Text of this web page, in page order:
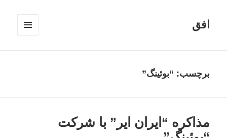
افق
برچسب: “بوئینگ”
مذاکره “ایران ایر” با شرکت